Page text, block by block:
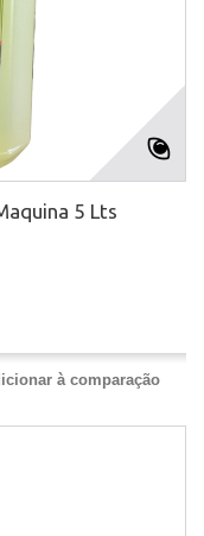
5 Lts
à comparação